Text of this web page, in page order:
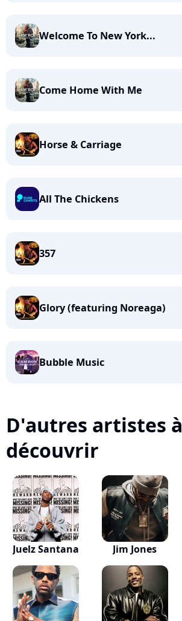
Welcome To New York...
Come Home With Me
Horse & Carriage
All The Chickens
357
Glory (featuring Noreaga)
Bubble Music
D'autres artistes à
découvrir
Juelz Santana Jim Jones